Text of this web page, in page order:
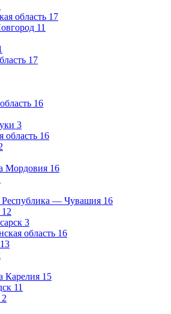
область 17
11
17
16
3
область 16
Мордовия 16
Республика — Чувашия 16
12
3
область 16
13
Карелия 15
11
2